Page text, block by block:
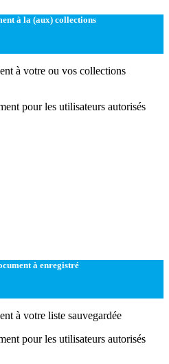
à la (aux) collections
à votre ou vos collections
pour les utilisateurs autorisés
à enregistré
à votre liste sauvegardée
pour les utilisateurs autorisés